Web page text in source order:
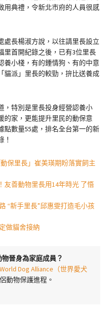
用典禮，令新北市府的人員很感
處長楊淑方說，以往請里長設立
里首開紀錄之後，已有3位里長
養小棧，有的鍾情狗、有的中意
貓派」里長的較勁，拚比送養成
，特別是里長投身經營認養小
的家，更能提升里民的動保意
點數量55處，排名全台第一的新
！
保里長」崔美瑛期盼落實飼主
友善動物里長用14年時光 了悟
“新手里長”邱惠雯打造毛小孩
做貓舍接納
晉身為家庭成員？
World Dog Alliance（世界愛犬
動物保護進程。